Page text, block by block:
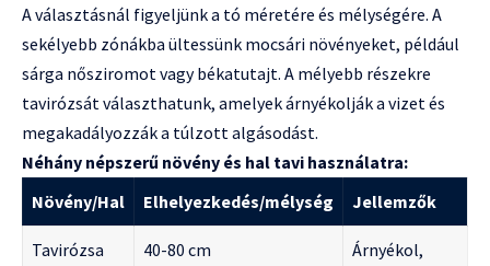
A választásnál figyeljünk a tó méretére és mélységére. A
sekélyebb zónákba ültessünk mocsári növényeket, például
sárga nősziromot vagy békatutajt. A mélyebb részekre
tavirózsát választhatunk, amelyek árnyékolják a vizet és
megakadályozzák a túlzott algásodást.
Néhány népszerű növény és hal tavi használatra:
Növény/Hal
Elhelyezkedés/mélység Jellemzők
Tavirózsa 40-80 cm
Árnyékol,